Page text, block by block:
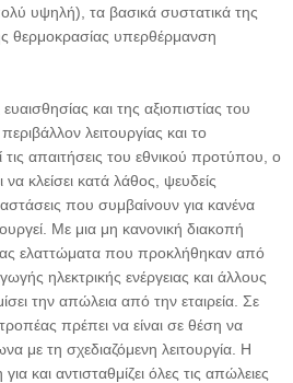
υψηλή), τα βασικά συστατικά της
θερμοκρασίας υπερθέρμανση
και της αξιοπιστίας του
λειτουργίας και το
απαιτήσεις του εθνικού προτύπου, ο
κλείσει κατά λάθος, ψευδείς
που συμβαίνουν για κανένα
Με μια μη κανονική διακοπή
ελαττώματα που προκλήθηκαν από
ηλεκτρικής ενέργειας και άλλους
την απώλεια από την εταιρεία. Σε
πρέπει να είναι σε θέση να
με τη σχεδιαζόμενη λειτουργία. Η
και αντισταθμίζει όλες τις απώλειες